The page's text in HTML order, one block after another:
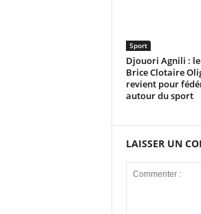
Sport
Djouori Agnili :
Brice Clotaire
revient pour
autour du sport
LAISSER UN